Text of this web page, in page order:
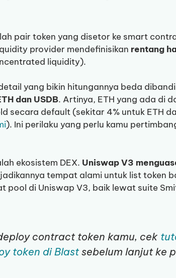
pair token yang disetor ke smart
provider mendefinisikan rentang
liquidity).
yang bikin hitungannya beda
dan USDB. Artinya, ETH yang ada di
secara default (sekitar 4% untuk ETH
). Ini perilaku yang perlu kamu
ekosistem DEX. Uniswap V3
tempat alami untuk list token
pool di Uniswap V3, baik lewat suite
contract token kamu, cek
token di Blastsebelum lanjut ke